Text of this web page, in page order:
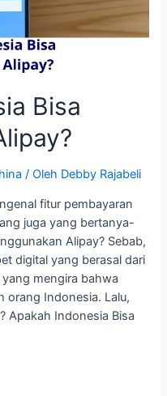
Bisa
/ Oleh Debby Rajabeli
fitur pembayaran
juga yang bertanya-
Alipay? Sebab,
digital yang berasal dari
mengira bahwa
orang Indonesia. Lalu,
Apakah Indonesia Bisa